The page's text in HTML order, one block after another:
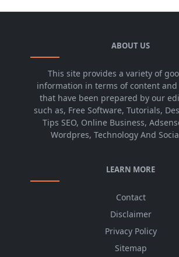
ABOUT US
This site provides a variety of
information in terms of content and
that have been prepared by our
such as, Free Software, Tutorials,
Tips SEO, Online Business,
Wordpres, Technology And
LEARN MORE
Contact
Disclaimer
Privacy Policy
Sitemap